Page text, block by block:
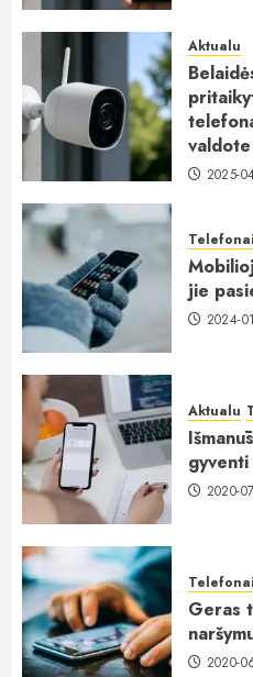
Aktualu
2025-
Telefonai
jie
2024-
Aktualu
2020-
Telefonai
Geras
2020-